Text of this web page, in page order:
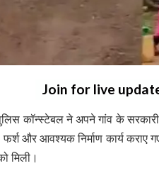
Join for live
कॉन्स्टेबल ने अपने गांव के
और आवश्यक निर्माण कार्य कराए
मिली।